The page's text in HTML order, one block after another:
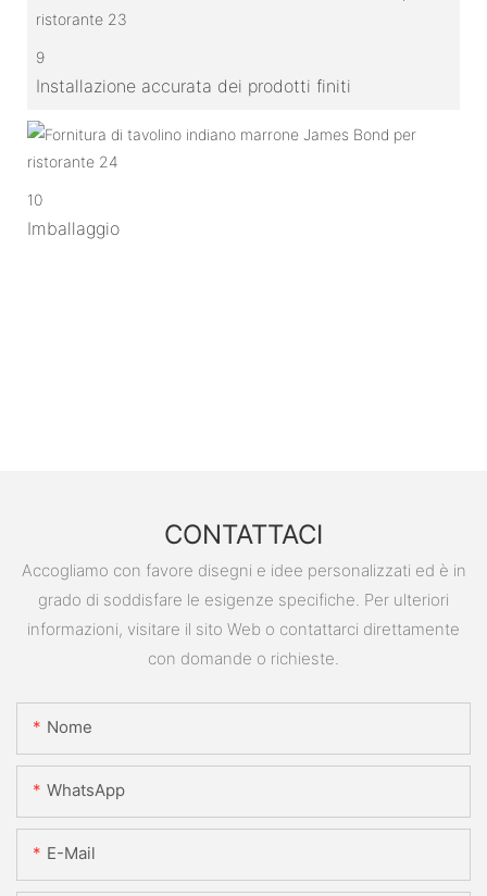
9
Installazione accurata dei prodotti finiti
10
Imballaggio
CONTATTACI
Accogliamo con favore disegni e idee personalizzati ed è in
grado di soddisfare le esigenze specifiche. Per ulteriori
informazioni, visitare il sito Web o contattarci direttamente
con domande o richieste.
Nome
WhatsApp
E-Mail